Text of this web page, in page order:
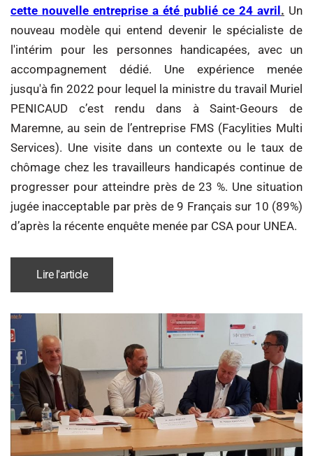
cette nouvelle entreprise a été publié ce 24 avril . Un
nouveau modèle qui entend devenir le spécialiste de
l'intérim pour les personnes handicapées, avec un
accompagnement dédié. Une expérience menée
jusqu'à fin 2022 pour lequel la ministre du travail Muriel
PENICAUD c’est rendu dans à Saint-Geours de
Maremne, au sein de l’entreprise FMS (Facylities Multi
Services). Une visite dans un contexte ou le taux de
chômage chez les travailleurs handicapés continue de
progresser pour atteindre près de 23 %. Une situation
jugée inacceptable par près de 9 Français sur 10 (89%)
d’après la récente enquête menée par CSA pour UNEA.
Lire l'article